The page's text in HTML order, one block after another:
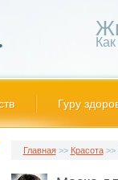
Гуру
Главная>> Красота>>